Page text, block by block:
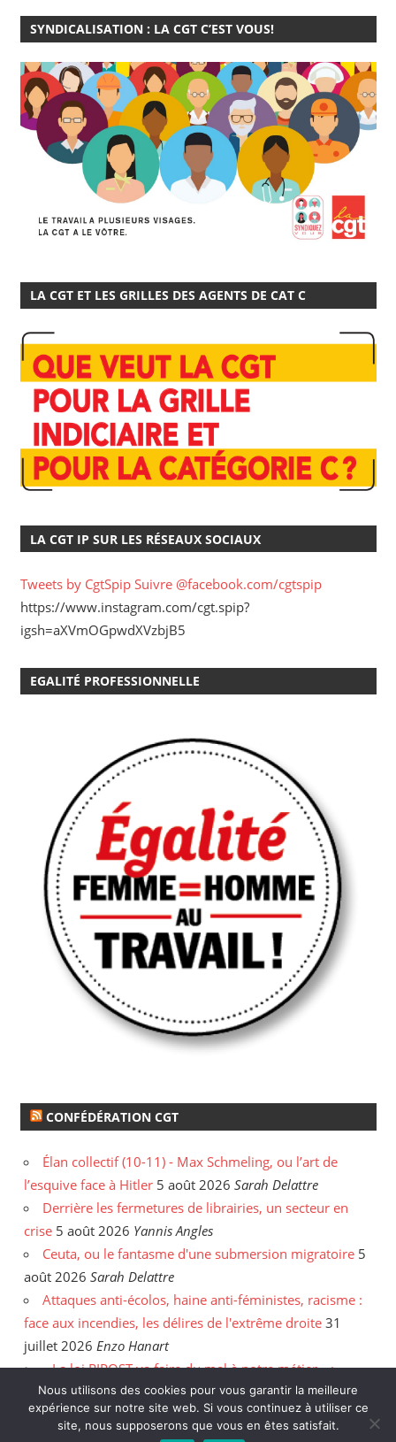
SYNDICALISATION : LA CGT C’EST VOUS!
LA CGT ET LES GRILLES DES AGENTS DE CAT C
LA CGT IP SUR LES RÉSEAUX SOCIAUX
Tweets by CgtSpip Suivre @facebook.com/cgtspip
https://www.instagram.com/cgt.spip?
igsh=aXVmOGpwdXVzbjB5
EGALITÉ PROFESSIONNELLE
CONFÉDÉRATION CGT
Élan collectif (10-11) - Max Schmeling, ou l’art de
l’esquive face à Hitler 5 août 2026 Sarah Delattre
Derrière les fermetures de librairies, un secteur en
crise 5 août 2026 Yannis Angles
Ceuta, ou le fantasme d'une submersion migratoire 5
août 2026 Sarah Delattre
Attaques anti-écolos, haine anti-féministes, racisme :
face aux incendies, les délires de l'extrême droite 31
juillet 2026 Enzo Hanart
« La loi RIPOST va faire du mal à notre métier » :
entretien avec le policier Anthony Caillé 30 juillet 2026
Enzo Hanart
Nous utilisons des cookies pour vous garantir la meilleure
expérience sur notre site web. Si vous continuez à utiliser ce
site, nous supposerons que vous en êtes satisfait.